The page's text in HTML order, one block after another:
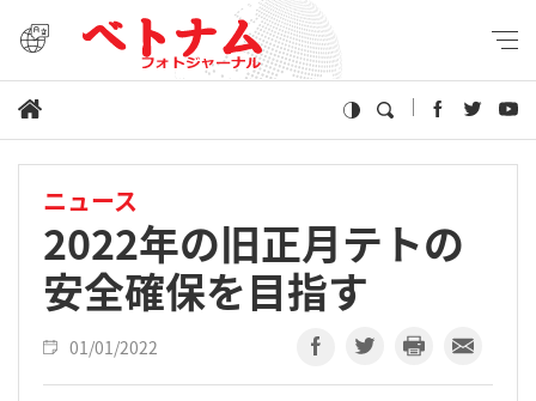
ニュース
2022年の旧正月テトの
安全確保を目指す
01/01/2022